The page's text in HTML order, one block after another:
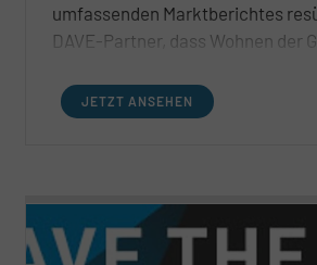
umfassenden Marktberichtes
DAVE-Partner, dass Wohnen der
von Rückgängen bei den Mieten
sowohl bei Neubauten als auch
JETZT ANSEHEN